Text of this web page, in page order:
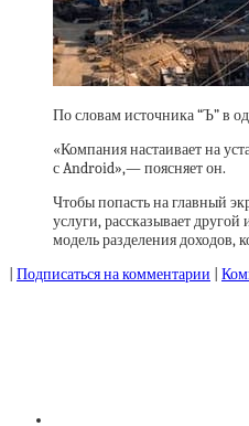
По словам источника “Ъ” в
«Компания настаивает на
с Android»,— поясняет он.
Чтобы попасть на главный
услуги, рассказывает
модель разделения
Подписаться на комментарии